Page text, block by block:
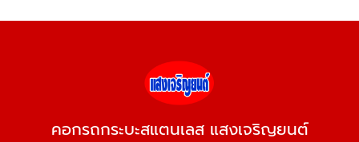
คอกรถกระบะสแตนเลส แสงเจริญยนต์